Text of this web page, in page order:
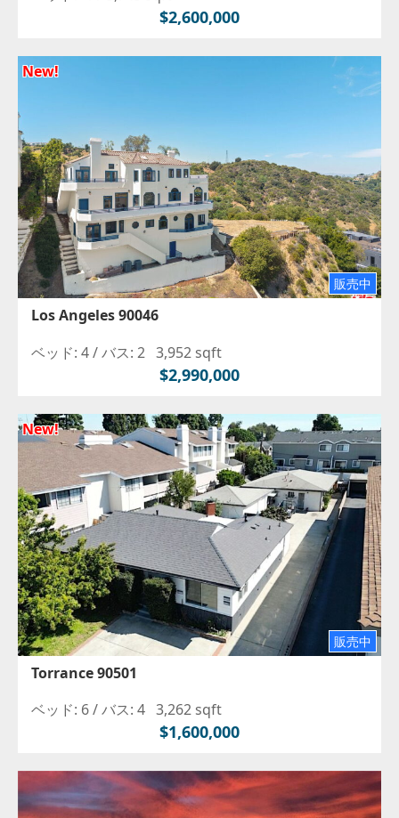
$2,600,000
New!
販売中
Los Angeles 90046
ベッド: 4 /バス: 2 3,952 sqft
$2,990,000
New!
販売中
Torrance 90501
ベッド: 6 /バス: 4 3,262 sqft
$1,600,000